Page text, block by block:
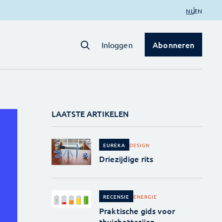
NL EN
Inloggen Abonneren
LAATSTE ARTIKELEN
EUREKA DESIGN
Driezijdige rits
RECENSIE ENERGIE
Praktische gids voor